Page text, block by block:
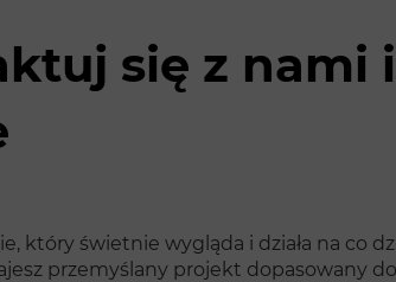
się z
który świetnie wygląda i działa na co
przemyślany projekt dopasowany